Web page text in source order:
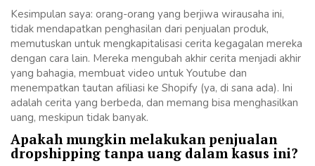
Kesimpulan saya: orang-orang yang berjiwa wirausaha ini,
tidak mendapatkan penghasilan dari penjualan produk,
memutuskan untuk mengkapitalisasi cerita kegagalan mereka
dengan cara lain. Mereka mengubah akhir cerita menjadi akhir
yang bahagia, membuat video untuk Youtube dan
menempatkan tautan afiliasi ke Shopify (ya, di sana ada). Ini
adalah cerita yang berbeda, dan memang bisa menghasilkan
uang, meskipun tidak banyak.
Apakah mungkin melakukan penjualan
dropshipping tanpa uang dalam kasus ini?